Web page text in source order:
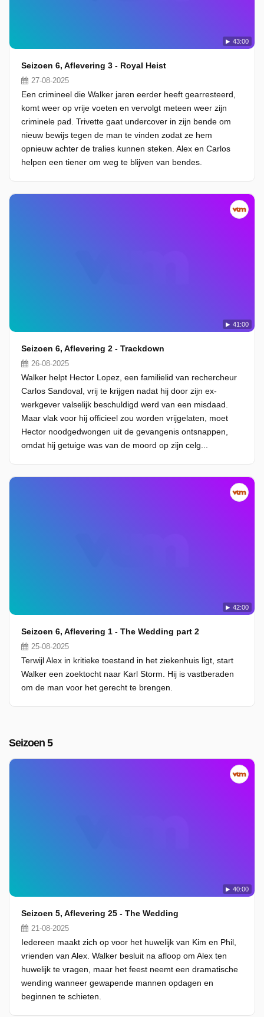
43:00
Seizoen 6, Aflevering 3 - Royal Heist
27-08-2025
Een crimineel die Walker jaren eerder heeft gearresteerd,
komt weer op vrije voeten en vervolgt meteen weer zijn
criminele pad. Trivette gaat undercover in zijn bende om
nieuw bewijs tegen de man te vinden zodat ze hem
opnieuw achter de tralies kunnen steken. Alex en Carlos
helpen een tiener om weg te blijven van bendes.
41:00
Seizoen 6, Aflevering 2 - Trackdown
26-08-2025
Walker helpt Hector Lopez, een familielid van rechercheur
Carlos Sandoval, vrij te krijgen nadat hij door zijn ex-
werkgever valselijk beschuldigd werd van een misdaad.
Maar vlak voor hij officieel zou worden vrijgelaten, moet
Hector noodgedwongen uit de gevangenis ontsnappen,
omdat hij getuige was van de moord op zijn celg...
42:00
Seizoen 6, Aflevering 1 - The Wedding part 2
25-08-2025
Terwijl Alex in kritieke toestand in het ziekenhuis ligt, start
Walker een zoektocht naar Karl Storm. Hij is vastberaden
om de man voor het gerecht te brengen.
Seizoen 5
40:00
Seizoen 5, Aflevering 25 - The Wedding
21-08-2025
Iedereen maakt zich op voor het huwelijk van Kim en Phil,
vrienden van Alex. Walker besluit na afloop om Alex ten
huwelijk te vragen, maar het feest neemt een dramatische
wending wanneer gewapende mannen opdagen en
beginnen te schieten.